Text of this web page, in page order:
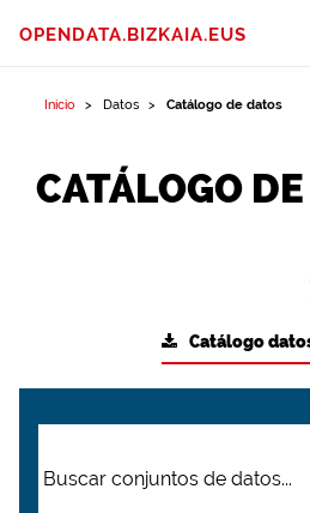
OPENDATA.BIZKAIA.EUS
Inicio Datos Catálogo de datos
CATÁLOGO
Catálogo